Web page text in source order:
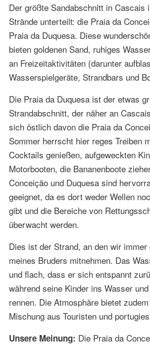
Der größte Sandabschnitt in Cascais
Strände unterteilt: die Praia da
Praia da Duquesa. Diese
bieten goldenen Sand, ruhiges
an Freizeitaktivitäten (darunter
Wasserspielgeräte, Strandbars und
Die Praia da Duquesa ist der etwas
Strandabschnitt, der näher an
sich östlich davon die Praia da
Sommer herrscht hier reges Treiben
Cocktails genießen, aufgeweckten
Motorbooten, die Bananenboote
Conceição und Duquesa sind
geeignet, da es dort weder Wellen
gibt und die Bereiche von
überwacht werden.
Dies ist der Strand, an den wir immer
meines Bruders mitnehmen. Das
und flach, dass er sich entspannt
während seine Kinder ins Wasser
rennen. Die Atmosphäre bietet
Mischung aus Touristen und
Unsere Meinung: Die Praia da